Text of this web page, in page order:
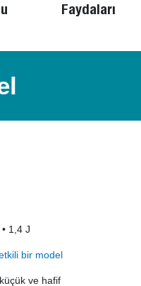
Faydaları
1,4 J
bir model
ve hafif